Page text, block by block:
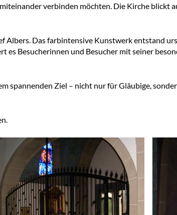
verbinden möchten. Die Kirche blickt
Albers. Das farbintensive Kunstwerk entstand
Besucherinnen und Besucher mit seiner
spannenden Ziel – nicht nur für Gläubige,